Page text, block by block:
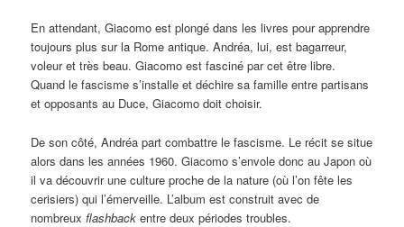
En attendant, Giacomo est plongé dans les livres pour apprendre
toujours plus sur la Rome antique. Andréa, lui, est bagarreur,
voleur et très beau. Giacomo est fasciné par cet être libre.
Quand le fascisme s’installe et déchire sa famille entre partisans
et opposants au Duce, Giacomo doit choisir.
De son côté, Andréa part combattre le fascisme. Le récit se situe
alors dans les années 1960. Giacomo s’envole donc au Japon où
il va découvrir une culture proche de la nature (où l’on fête les
cerisiers) qui l’émerveille. L’album est construit avec de
nombreuxflashbackentre deux périodes troubles.